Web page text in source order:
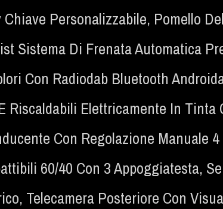
Chiave Personalizzabile, Pomello
Sistema Di Frenata Automatica
Con Radiodab Bluetooth
Riscaldabili Elettricamente In Tinta
Con Regolazione Manuale
60/40 Con 3 Appoggiatesta,
, Telecamera Posteriore Con